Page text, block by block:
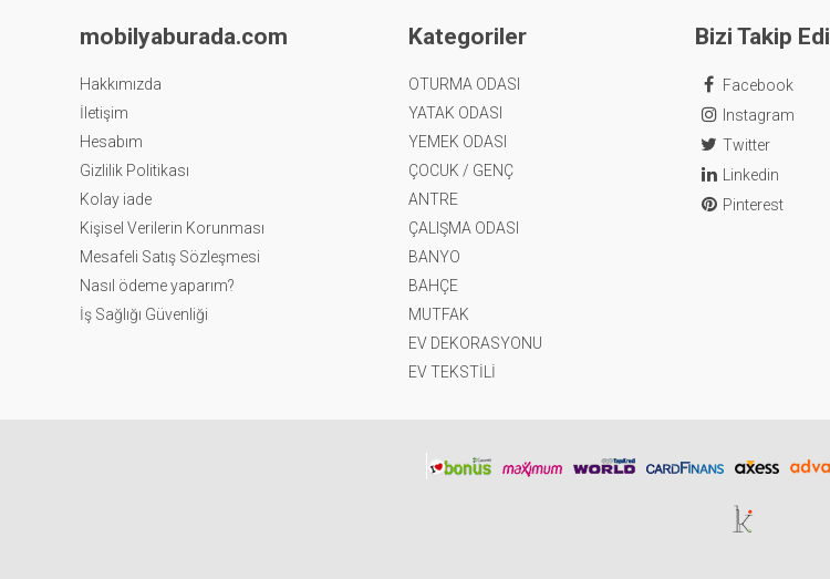
mobilyaburada.com
Hakkımızda
İletişim
Hesabım
Gizlilik Politikası
Kolay iade
Kişisel Verilerin Korunması
Mesafeli Satış Sözleşmesi
Nasıl ödeme yaparım?
İş Sağlığı Güvenliği
Kategoriler
OTURMA ODASI
YATAK ODASI
YEMEK ODASI
ÇOCUK / GENÇ
ANTRE
ÇALIŞMA ODASI
BANYO
BAHÇE
MUTFAK
EV DEKORASYONU
EV TEKSTİLİ
Bizi Takip
Facebook
Instagram
Twitter
Linkedin
Pinterest